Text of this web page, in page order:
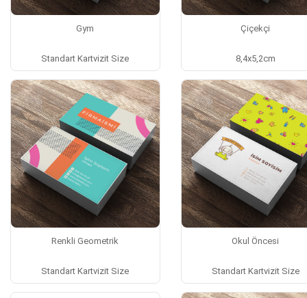
Gym
Standart Kartvizit Size
Çiçekçi
8,4x5,2cm
Renkli Geometrik
Standart Kartvizit Size
Okul Öncesi
Standart Kartvizit Size